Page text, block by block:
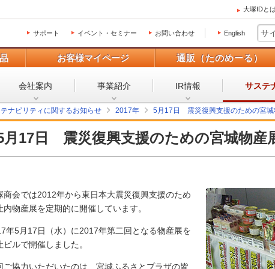
大塚IDとは
サポート イベント・セミナー お問い合わせ English
お客様マイページ 通販（たのめーる）
会社案内 事業紹介 IR情報 サステ
ナビリティに関するお知らせ 2017年 5月17日 震災復興支援のための宮城
月17日 震災復興支援のための宮城物産
商会では2012年から東日本大震災復興支援のため
内物産展を定期的に開催しています。
年5月17日（水）に2017年第二回となる物産展を
ビルで開催しました。
ご協力いただいたのは、宮城ふるさとプラザの皆